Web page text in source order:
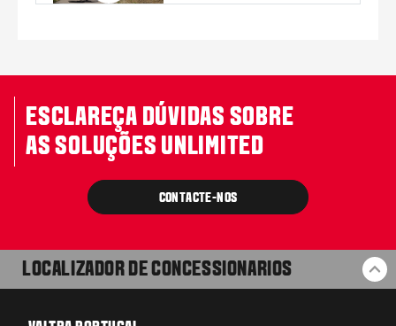
ESCLAREÇA DÚVIDAS SOBRE
AS SOLUÇÕES UNLIMITED
CONTACTE-NOS
LOCALIZADOR DE CONCESSIONARIOS